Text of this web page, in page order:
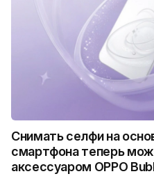
Снимать селфи на
смартфона теперь
аксессуаром OPPO